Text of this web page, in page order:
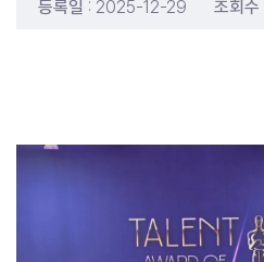
등록일 : 2025-12-29 조회수